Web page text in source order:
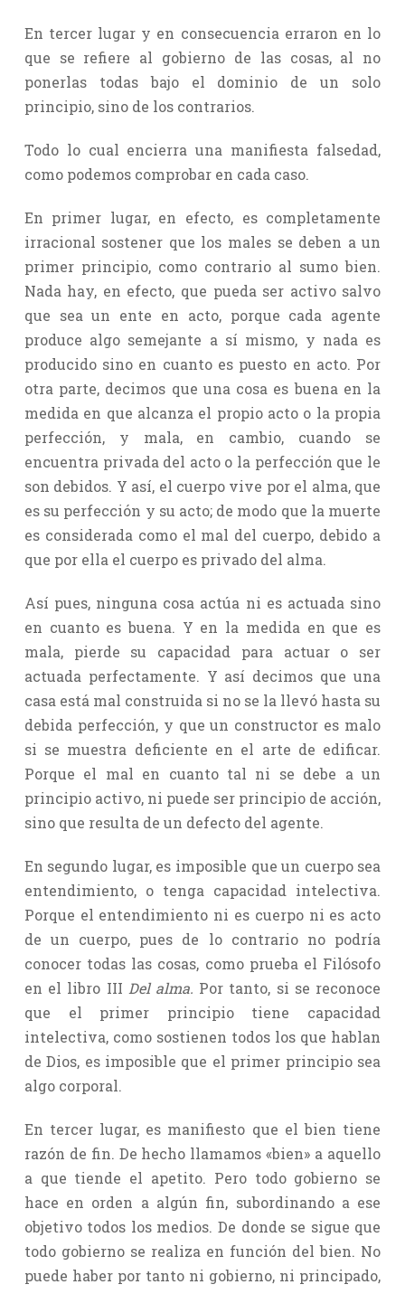
En tercer lugar y en consecuencia erraron en lo
que se refiere al gobierno de las cosas, al no
ponerlas todas bajo el dominio de un solo
principio, sino de los contrarios.
Todo lo cual encierra una manifiesta falsedad,
como podemos comprobar en cada caso.
En primer lugar, en efecto, es completamente
irracional sostener que los males se deben a un
primer principio, como contrario al sumo bien.
Nada hay, en efecto, que pueda ser activo salvo
que sea un ente en acto, porque cada agente
produce algo semejante a sí mismo, y nada es
producido sino en cuanto es puesto en acto. Por
otra parte, decimos que una cosa es buena en la
medida en que alcanza el propio acto o la propia
perfección, y mala, en cambio, cuando se
encuentra privada del acto o la perfección que le
son debidos. Y así, el cuerpo vive por el alma, que
es su perfección y su acto; de modo que la muerte
es considerada como el mal del cuerpo, debido a
que por ella el cuerpo es privado del alma.
Así pues, ninguna cosa actúa ni es actuada sino
en cuanto es buena. Y en la medida en que es
mala, pierde su capacidad para actuar o ser
actuada perfectamente. Y así decimos que una
casa está mal construida si no se la llevó hasta su
debida perfección, y que un constructor es malo
si se muestra deficiente en el arte de edificar.
Porque el mal en cuanto tal ni se debe a un
principio activo, ni puede ser principio de acción,
sino que resulta de un defecto del agente.
En segundo lugar, es imposible que un cuerpo sea
entendimiento, o tenga capacidad intelectiva.
Porque el entendimiento ni es cuerpo ni es acto
de un cuerpo, pues de lo contrario no podría
conocer todas las cosas, como prueba el Filósofo
en el libro III Del alma. Por tanto, si se reconoce
que el primer principio tiene capacidad
intelectiva, como sostienen todos los que hablan
de Dios, es imposible que el primer principio sea
algo corporal.
En tercer lugar, es manifiesto que el bien tiene
razón de fin. De hecho llamamos «bien» a aquello
a que tiende el apetito. Pero todo gobierno se
hace en orden a algún fin, subordinando a ese
objetivo todos los medios. De donde se sigue que
todo gobierno se realiza en función del bien. No
puede haber por tanto ni gobierno, ni principado,